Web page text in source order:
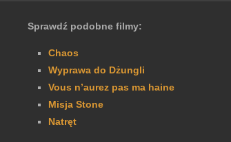
Sprawdź podobne filmy:
Chaos
Wyprawa do Dżungli
Vous n’aurez pas ma haine
Misja Stone
Natręt